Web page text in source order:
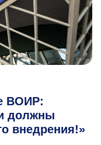
ВОИР:
должны
внедрения!»